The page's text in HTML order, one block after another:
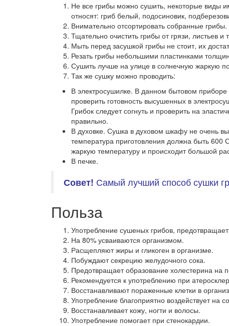
Не все грибы можно сушить, некоторые виды
относят: гриб белый, подосиновик,
Внимательно отсортировать собранные
Тщательно очистить грибы от грязи, листьев и
Мыть перед засушкой грибы не стоит, их
Резать грибы небольшими пластинками
Сушить лучше на улице в солнечную жаркую
Так же сушку можно проводить:
В электросушилке. В данном бытовом приборе
проверить готовность высушенных в
Грибок следует согнуть и проверить на
правильно.
В духовке. Сушка в духовом шкафу не очень
температура приготовления должна быть 600
жаркую температуру и происходит большой
В печке.
Совет! Самый лучший способ сушки
Польза
Употребление сушеных грибов,
На 80% усваиваются организмом.
Расщепляют жиры и гликоген в организме.
Побуждают секрецию желудочного сока.
Предотвращает образование холестерина на
Рекомендуется к употреблению при
Восстанавливают пораженные клетки в
Употребление благоприятно воздействует на
Восстанавливает кожу, ногти и волосы.
Употребление помогает при стенокардии.